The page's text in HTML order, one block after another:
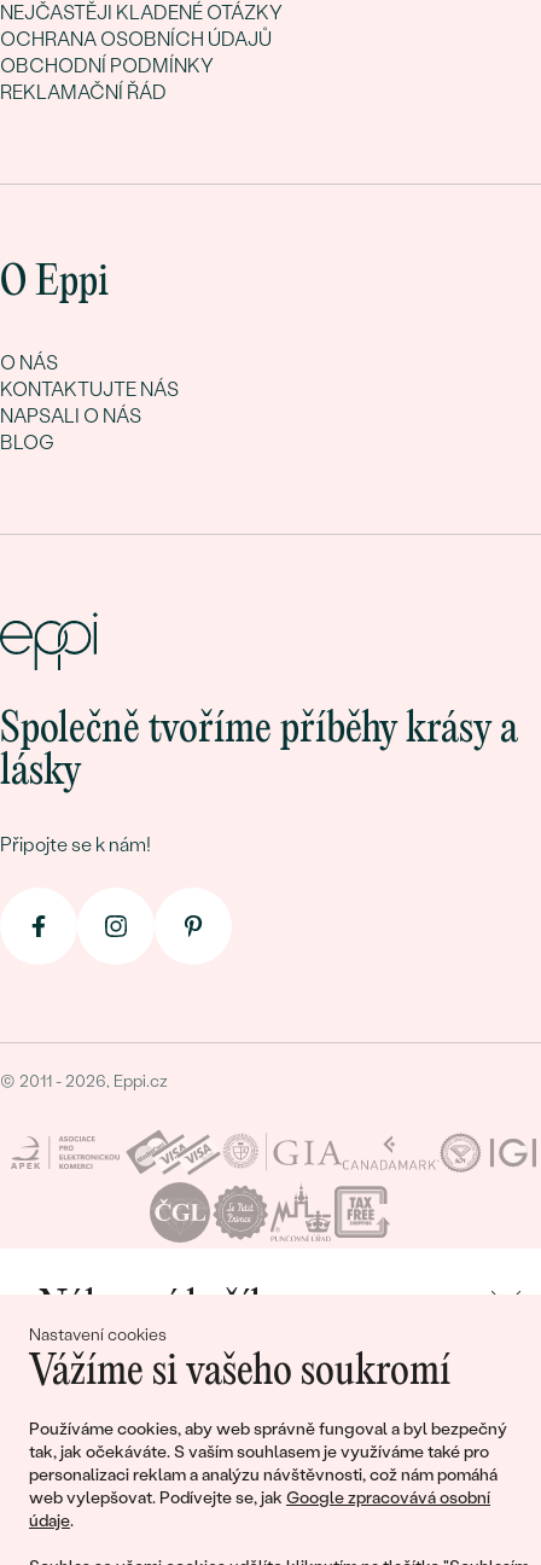
Nastavení cookies
Vážíme si vašeho soukromí
Používáme cookies, aby web správně fungoval a byl bezpečný
tak, jak očekáváte. S vaším souhlasem je využíváme také pro
personalizaci reklam a analýzu návštěvnosti, což nám pomáhá
web vylepšovat. Podívejte se, jak Google zpracovává osobní
údaje.
NEJČASTĚJI KLADENÉ OTÁZKY
OCHRANA OSOBNÍCH ÚDAJŮ
OBCHODNÍ PODMÍNKY
REKLAMAČNÍ ŘÁD
O Eppi
O NÁS
KONTAKTUJTE NÁS
NAPSALI O NÁS
BLOG
Společně tvoříme příběhy krásy a
lásky
Připojte se k nám!
© 2011 - 2026, Eppi.cz
Nákupní košík
Ještě jste nepřidali žádné produkty do svého
nákupního košíku